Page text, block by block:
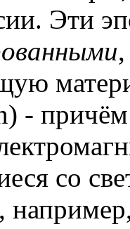
Эти
-
со